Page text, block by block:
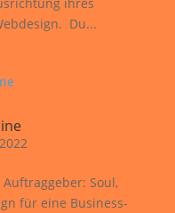
Du...
Soul,
für eine Business-